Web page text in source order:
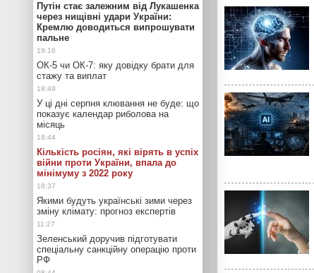
Путін стає залежним від Лукашенка
через нищівні удари України:
Кремлю доводиться випрошувати
пальне
ОК-5 чи ОК-7: яку довідку брати для
стажу та виплат
У ці дні серпня клювання не буде: що
показує календар риболова на
місяць
Кількість росіян, які вірять в успіх
війни проти України, впала до
мінімуму з 2022 року
Якими будуть українські зими через
зміну клімату: прогноз експертів
Зеленський доручив підготувати
спеціальну санкційну операцію проти
РФ